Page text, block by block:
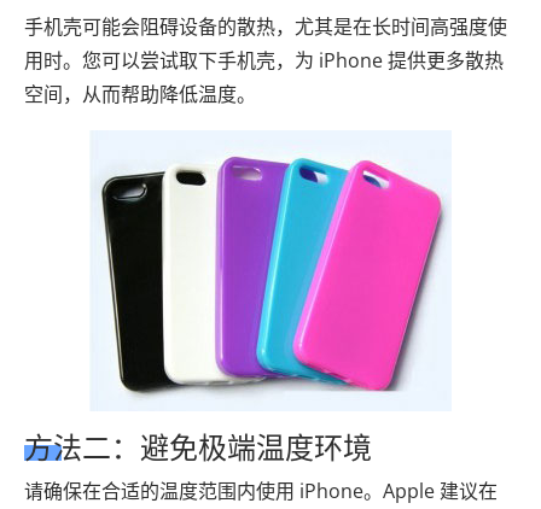
手机壳可能会阻碍设备的散热，尤其是在长时间高强度使
用时。您可以尝试取下手机壳，为 iPhone 提供更多散热
空间，从而帮助降低温度。
方法二：避免极端温度环境
请确保在合适的温度范围内使用 iPhone。Apple 建议在